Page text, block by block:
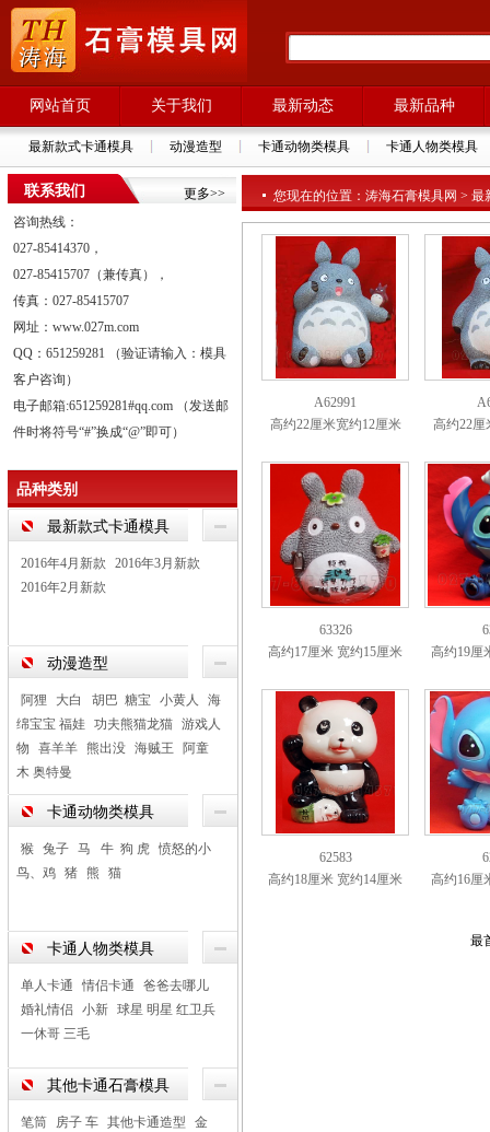
网站首页 关于我们 最新动态 最新品种
最新款式卡通模具 动漫造型 卡通动物类模具 卡通人物类模具
更多>>
联系我们
咨询热线：
027-85414370，
027-85415707（兼传真），
传真：027-85415707
网址：www.027m.com
QQ：651259281 （验证请输入：模具
客户咨询）
电子邮箱:651259281#qq.com （发送邮
件时将符号“#”换成“@”即可）
品种类别
最新款式卡通模具
2016年4月新款
2016年3月新款
2016年2月新款
动漫造型
阿狸 大白 胡巴 糖宝 小黄人
海
绵宝宝 福娃 功夫熊猫龙猫 游戏人
物
喜羊羊 熊出没 海贼王
阿童
木 奥特曼
卡通动物类模具
猴 兔子 马 牛 狗 虎 愤怒的小
鸟、鸡 猪 熊 猫
卡通人物类模具
单人卡通 情侣卡通
爸爸去哪儿
婚礼情侣
小新 球星 明星 红卫兵
一休哥 三毛
其他卡通石膏模具
笔筒 房子 车 其他卡通造型
金
您现在的位置：涛海石膏模具网 >
A62991
高约22厘米宽约12厘米
高约22厘
63326
高约17厘米 宽约15厘米
高约19厘
62583
高约18厘米 宽约14厘米
高约16厘
最